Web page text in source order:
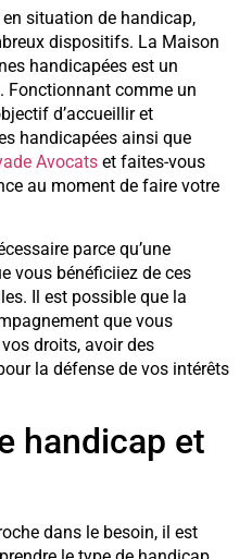
situation de handicap,
dispositifs. La Maison
handicapées est un
Fonctionnant comme un
d’accueillir et
handicapées ainsi que
Avocats et faites-vous
au moment de faire votre
parce qu’une
vous bénéficiiez de ces
Il est possible que la
que vous
droits, avoir des
la défense de vos intérêts
handicap et
dans le besoin, il est